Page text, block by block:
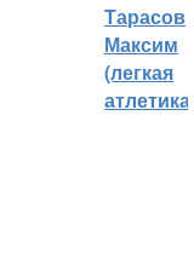
Тарасов
Максим
(легкая
атлетика)